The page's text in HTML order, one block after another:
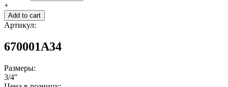
+
Артикул:
670001A34
Размеры:
3/4"